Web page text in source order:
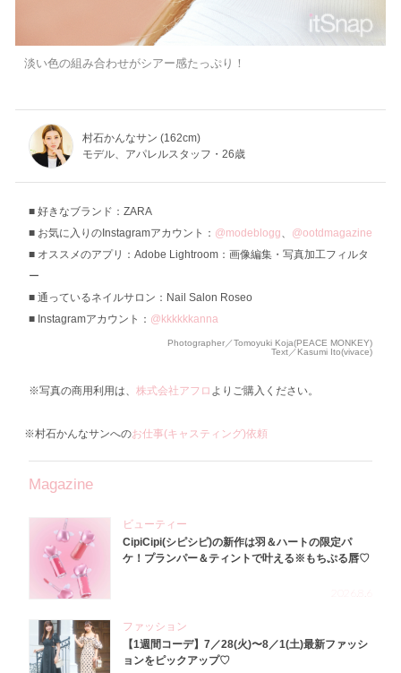
淡い色の組み合わせがシアー感たっぷり！
村石かんなサン (162cm)
モデル、アパレルスタッフ・26歳
好きなブランド：ZARA
お気に入りのInstagramアカウント： @modeblogg、 @ootdmagazine
オススメのアプリ：‎Adobe Lightroom：画像編集・写真加工フィルタ
ー
通っているネイルサロン：Nail Salon Roseo
Instagramアカウント： @kkkkkkanna
Photographer／Tomoyuki Koja(PEACE MONKEY)
Text／Kasumi Ito(vivace)
※写真の商用利用は、 株式会社アフロ よりご購入ください。
※村石かんなサンへのお仕事(キャスティング)依頼
Magazine
ビューティー
CipiCipi(シピシピ)の新作は羽＆ハートの限定パ
ケ！プランパー＆ティントで叶える※もちぷる唇♡
ファッション
【1週間コーデ】7／28(火)〜8／1(土)最新ファッシ
ョンをピックアップ♡